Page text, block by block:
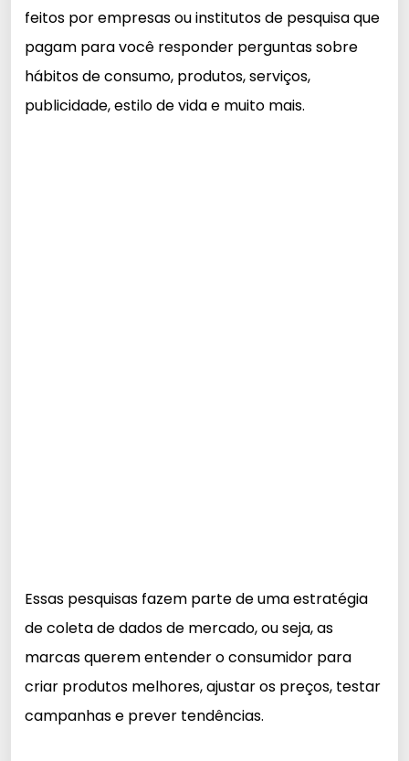
feitos por empresas ou institutos de pesquisa que
pagam para você responder perguntas sobre
hábitos de consumo, produtos, serviços,
publicidade, estilo de vida e muito mais.
Essas pesquisas fazem parte de uma estratégia
de coleta de dados de mercado, ou seja, as
marcas querem entender o consumidor para
criar produtos melhores, ajustar os preços, testar
campanhas e prever tendências.